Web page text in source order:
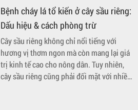
những bệnh phổ biến và nguy hiểm. Bệnh
không chỉ ảnh hưởng đến chất lượng quả,
mà còn làm giảm năng suất, gây thiệt hại
lớn về kinh tế. Bài viết dưới đây sẽ cung
cấp thông tin chi tiết về dấu hiệu nhận
biết và cách phòng trừ bệnh đốm nâu trên
cây thanh long để giúp nông dân quản lý
Bệnh cháy lá tổ kiến ở cây sầu riêng:
Dấu hiệu & cách phòng trừ
Cây sầu riêng không chỉ nổi tiếng với
hương vị thơm ngon mà còn mang lại giá
trị kinh tế cao cho nông dân. Tuy nhiên,
cây sầu riêng cũng phải đối mặt với nhiều